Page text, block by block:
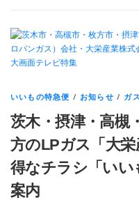
いいもの特急便 / お知らせ / ガ
茨木・摂津・高槻
方のLPガス「大
得なチラシ「いい
案内